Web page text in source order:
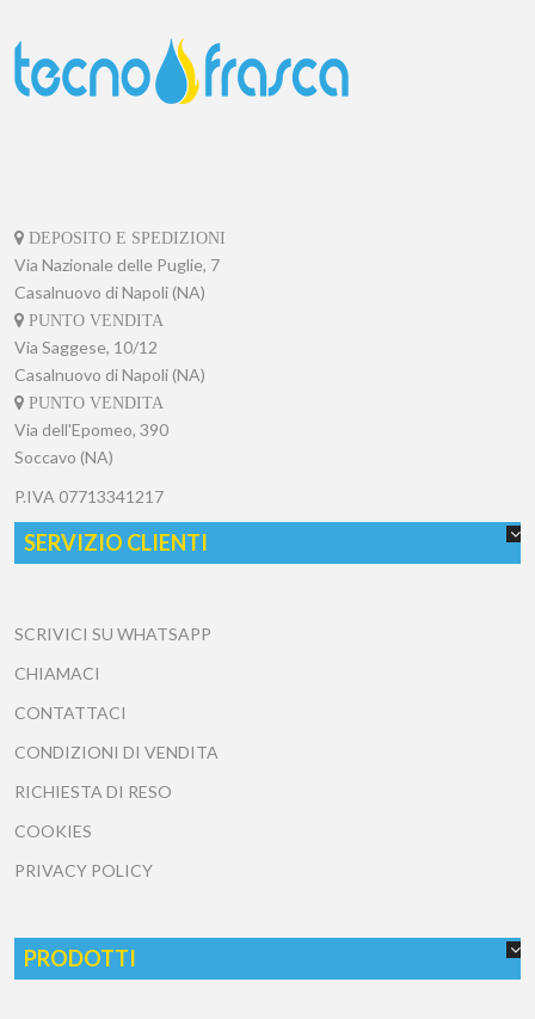
DEPOSITO E SPEDIZIONI
Via Nazionale delle Puglie, 7
Casalnuovo di Napoli (NA)
PUNTO VENDITA
Via Saggese, 10/12
Casalnuovo di Napoli (NA)
PUNTO VENDITA
Via dell'Epomeo, 390
Soccavo (NA)
P.IVA 07713341217
SERVIZIO CLIENTI
SCRIVICI SU WHATSAPP
CHIAMACI
CONTATTACI
CONDIZIONI DI VENDITA
RICHIESTA DI RESO
COOKIES
PRIVACY POLICY
PRODOTTI